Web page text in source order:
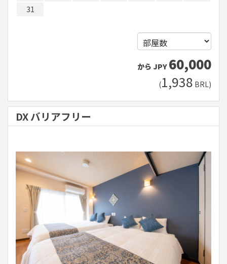
31
から JPY 60,000
(1,938 BRL)
DX バリアフリー